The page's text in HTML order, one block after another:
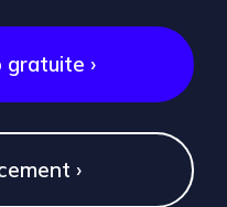
gratuite ›
›